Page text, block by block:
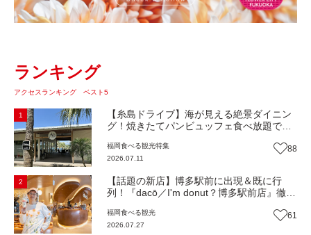
ランキング
アクセスランキング ベスト5
1
【糸島ドライブ】海が見える絶景ダイニン
グ！焼きたてパンビュッフェ食べ放題で大
Beach Cafe』（福岡・糸島市）【まち歩
き】
福岡食べる観光特集
2026.07.11
88
2
【話題の新店】博多駅前に出現＆既に行
列！『dacō／I'm donut？博多駅前店』徹底
しみ方＆イチオシメニューも紹介！（福岡
市博多区）【まち歩き】
福岡食べる観光
2026.07.27
61